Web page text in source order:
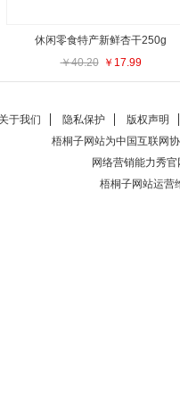
休闲零食特产新鲜杏干250g
￥40.20
￥17.99
关于我们 隐私保护
版权声明
梧桐子网站为中国互联网
网络营销能力秀官
梧桐子网站运营